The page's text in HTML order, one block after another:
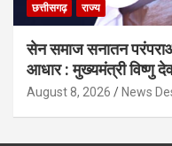
छत्तीसगढ़ राज्य
सेन समाज सनातन
आधार : मुख्यमंत्री विष्णु
August 8, 2026 News